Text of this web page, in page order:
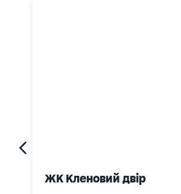
ЖК Кленовий двір